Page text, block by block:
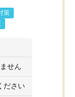
策
せん
ださい